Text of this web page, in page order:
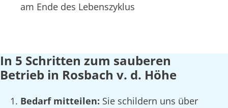
am Ende des Lebenszyklus
In 5 Schritten zum sauberen
Betrieb in Rosbach v. d. Höhe
Bedarf mitteilen: Sie schildern uns über